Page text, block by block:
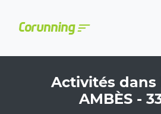
Corunningsort
Activités dans
AMBÈS -